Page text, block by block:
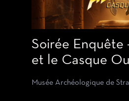
Soirée Enquête
et le Casque
Musée Archéologique de